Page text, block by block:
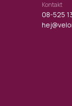
Kontakt
08-525